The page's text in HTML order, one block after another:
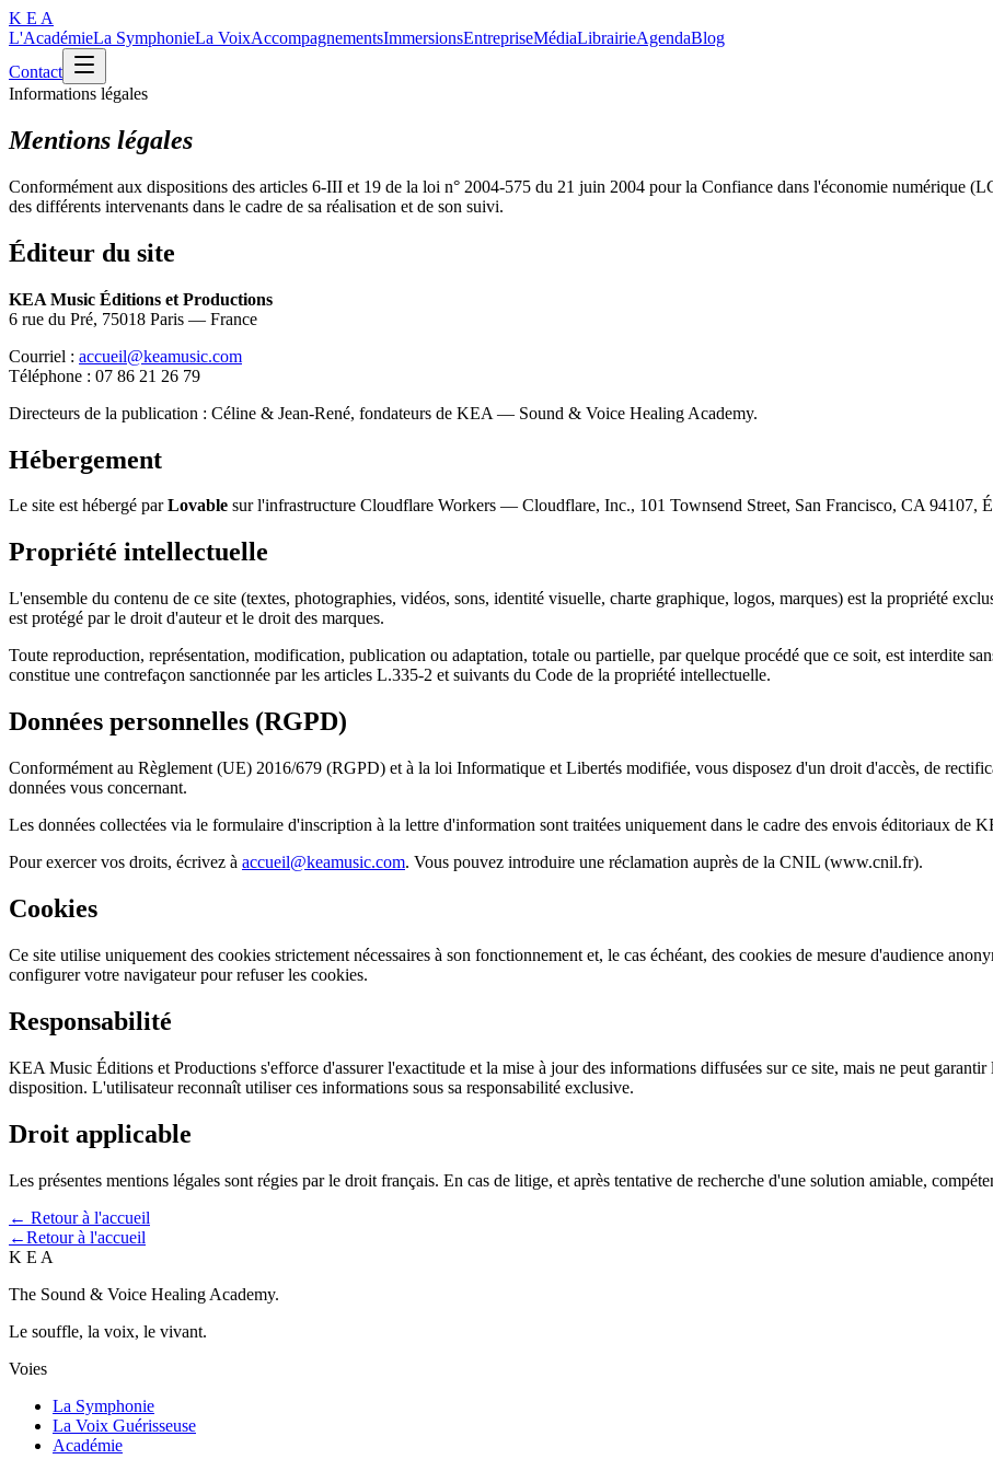
K E A
L'AcadémieLa SymphonieLa VoixAccompagnementsImmersionsEntrepriseMédiaLibrairieAgendaBlog
Contact
Informations légales
Mentions légales
Conformément aux dispositions des articles 6-III et 19 de la loi n° 2004-575 du 21 juin 2004 pour la Confiance dans l'économie numérique
des différents intervenants dans le cadre de sa réalisation et de son suivi.
Éditeur du site
KEA Music Éditions et Productions
6 rue du Pré, 75018 Paris — France
Courriel : accueil@keamusic.com
Téléphone : 07 86 21 26 79
Directeurs de la publication : Céline & Jean-René, fondateurs de KEA — Sound & Voice Healing Academy.
Hébergement
Le site est hébergé parLovable sur l'infrastructure Cloudflare Workers — Cloudflare, Inc., 101 Townsend Street, San Francisco, CA 94107,
Propriété intellectuelle
L'ensemble du contenu de ce site (textes, photographies, vidéos, sons, identité visuelle, charte graphique, logos, marques) est la propriété
est protégé par le droit d'auteur et le droit des marques.
Toute reproduction, représentation, modification, publication ou adaptation, totale ou partielle, par quelque procédé que ce soit, est interdite
constitue une contrefaçon sanctionnée par les articles L.335-2 et suivants du Code de la propriété intellectuelle.
Données personnelles (RGPD)
Conformément au Règlement (UE) 2016/679 (RGPD) et à la loi Informatique et Libertés modifiée, vous disposez d'un droit d'accès, de
données vous concernant.
Les données collectées via le formulaire d'inscription à la lettre d'information sont traitées uniquement dans le cadre des envois éditoriaux de
Pour exercer vos droits, écrivez à accueil@keamusic.com. Vous pouvez introduire une réclamation auprès de la CNIL (www.cnil.fr).
Cookies
Ce site utilise uniquement des cookies strictement nécessaires à son fonctionnement et, le cas échéant, des cookies de mesure d'audience
configurer votre navigateur pour refuser les cookies.
Responsabilité
KEA Music Éditions et Productions s'efforce d'assurer l'exactitude et la mise à jour des informations diffusées sur ce site, mais ne peut
disposition. L'utilisateur reconnaît utiliser ces informations sous sa responsabilité exclusive.
Droit applicable
Les présentes mentions légales sont régies par le droit français. En cas de litige, et après tentative de recherche d'une solution amiable,
← Retour à l'accueil
←Retour à l'accueil
K E A
The Sound & Voice Healing Academy.
Le souffle, la voix, le vivant.
Voies
La Symphonie
La Voix Guérisseuse
Académie